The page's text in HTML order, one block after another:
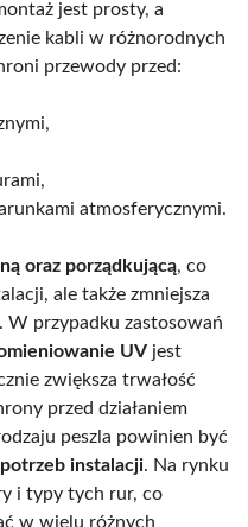
jest prosty, a
kabli w różnorodnych
przewody przed:
atmosferycznymi.
oraz porządkującą, co
ale także zmniejsza
W przypadku zastosowań
UV jest
zwiększa trwałość
przed działaniem
peszla powinien być
instalacji. Na rynku
i typy tych rur, co
w wielu różnych